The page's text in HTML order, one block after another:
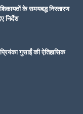
के समयबद्ध निस्तारण
निर्देश
गुसाईं की ऐतिहासिक